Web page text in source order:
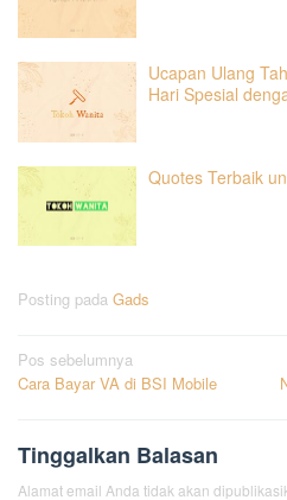
Ucapan Ulang
Hari Spesial
Quotes Terbaik
Posting pada Gads
Navigasi
pos
Pos sebelumnya
Cara Bayar VA di BSI Mobile
Tinggalkan Balasan
Alamat email Anda tidak akan